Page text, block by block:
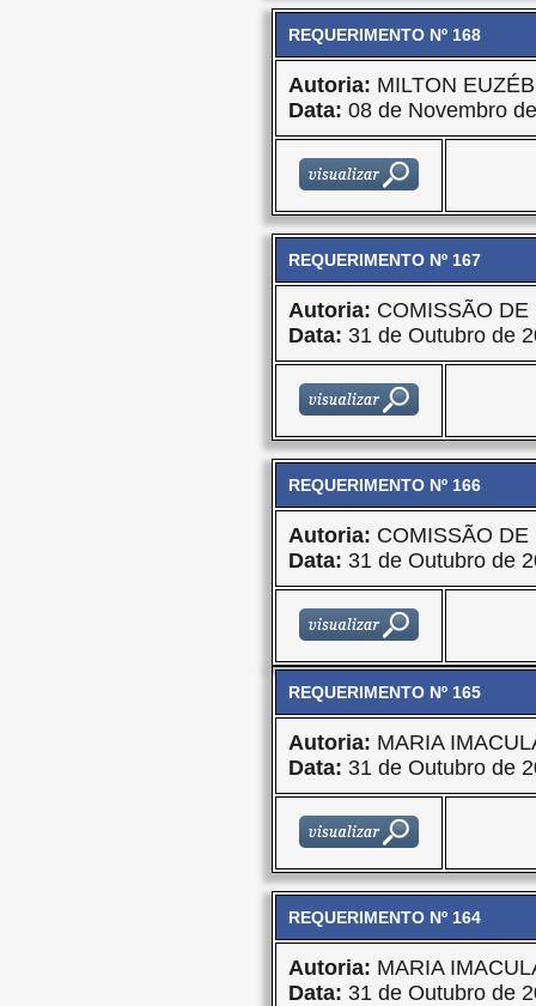
REQUERIMENTO Nº 168
Autoria: MILTON
Data: 08 de Novembro
REQUERIMENTO Nº 167
Autoria: COMISSÃO
Data: 31 de Outubro de
REQUERIMENTO Nº 166
Autoria: COMISSÃO
Data: 31 de Outubro de
REQUERIMENTO Nº 165
Autoria: MARIA
Data: 31 de Outubro de
REQUERIMENTO Nº 164
Autoria: MARIA
Data: 31 de Outubro de